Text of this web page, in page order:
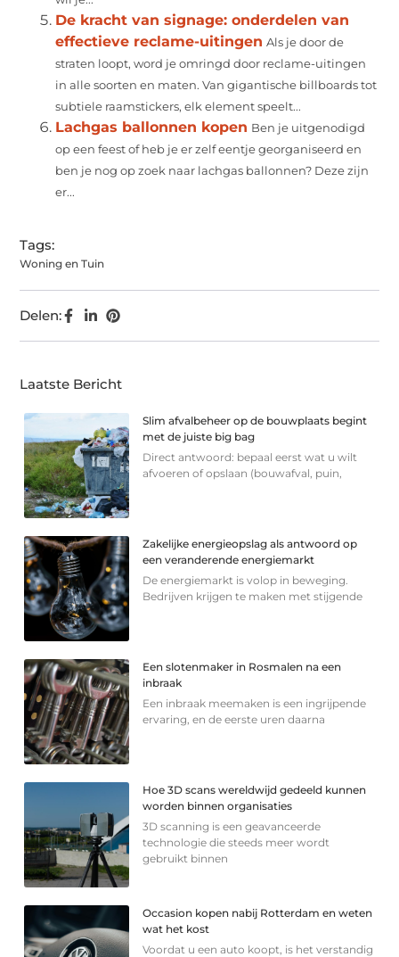
De kracht van signage: onderdelen van
effectieve reclame-uitingen Als je door de
straten loopt, word je omringd door reclame-uitingen
in alle soorten en maten. Van gigantische billboards tot
subtiele raamstickers, elk element speelt...
Lachgas ballonnen kopen Ben je uitgenodigd
op een feest of heb je er zelf eentje georganiseerd en
ben je nog op zoek naar lachgas ballonnen? Deze zijn
er...
Tags:
Woning en Tuin
Delen:
Laatste Bericht
Slim afvalbeheer op de bouwplaats begint
met de juiste big bag
Direct antwoord: bepaal eerst wat u wilt
afvoeren of opslaan (bouwafval, puin,
Zakelijke energieopslag als antwoord op
een veranderende energiemarkt
De energiemarkt is volop in beweging.
Bedrijven krijgen te maken met stijgende
Een slotenmaker in Rosmalen na een
inbraak
Een inbraak meemaken is een ingrijpende
ervaring, en de eerste uren daarna
Hoe 3D scans wereldwijd gedeeld kunnen
worden binnen organisaties
3D scanning is een geavanceerde
technologie die steeds meer wordt
gebruikt binnen
Occasion kopen nabij Rotterdam en weten
wat het kost
Voordat u een auto koopt, is het verstandig